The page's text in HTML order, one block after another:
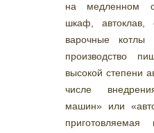
на медленном
шкаф, автоклав,
варочные
производство
высокой степени
числе
машин» или